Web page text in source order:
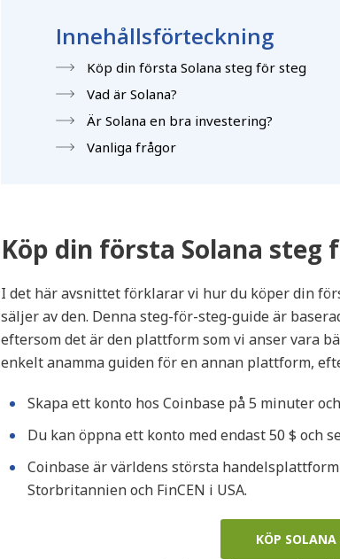
Innehållsförteckning
Köp din första Solana steg för steg
Vad är Solana?
Är Solana en bra investering?
Vanliga frågor
Köp din första Solana steg
I det här avsnittet förklarar vi hur du köper din
säljer av den. Denna steg-för-steg-guide är
eftersom det är den plattform som vi anser vara
enkelt anamma guiden för en annan plattform,
Skapa ett konto hos Coinbase på 5 minuter
Du kan öppna ett konto med endast 50 $ och
Coinbase är världens största handelsplattform
Storbritannien och FinCEN i USA.
KÖP SOLANA